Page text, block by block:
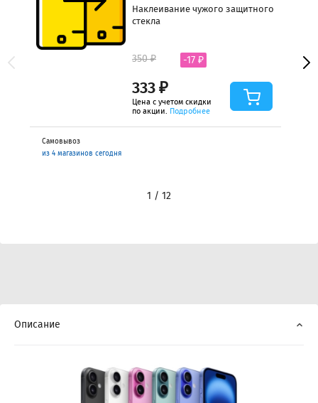
Наклеивание чужого защитного
стекла
333 ₽
350 ₽ -17 ₽
Цена с учетом скидки
по акции. Подробнее
Самовывоз
из 4 магазинов сегодня
1 / 12
Описание